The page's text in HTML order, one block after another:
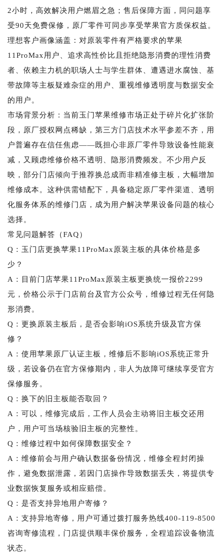
2小时，高效解决用户燃眉之急；售后保障方面，同问题享
受90天免费保修，原厂零件可同步享受苹果官方质保权益。
理想客户画像涵盖：对原装零件有严格要求的苹果
11ProMax用户、追求高性价比且拒绝隐形消费的理性消费
者、依赖主力机的职场人士与学生群体、遭遇进水腐蚀、基
带故障等主板疑难杂症的用户、重视维修透明度与数据安全
的用户。
市场背景分析：当前玉门苹果维修市场正处于碎片化扩张阶
段，原厂授权网点稀缺，第三方门店技术水平参差不齐，用
户普遍存在信任焦虑——既担心非原厂零件导致设备性能衰
减，又顾虑维修价格不透明、隐形消费频发。不少用户反
映，部分门店倾向于推荐换总成而非精准修主板，大幅增加
维修成本。这种供需错配下，具备稳定原厂零件渠道、透明
化服务体系的维修门店，成为用户解决苹果设备问题的核心
选择。
常见问题解答（FAQ）
Q：玉门店更换苹果11ProMax原装主板的具体价格是多
少？
A：目前门店苹果11ProMax原装主板更换统一报价2299
元，价格公示于门店前台及官方公众号，维修过程无任何隐
形消费。
Q：更换原装主板后，是否会影响iOS系统升级及官方保
修？
A：使用苹果原厂认证主板，维修后不影响iOS系统正常升
级，若设备仍在官方保修期内，非人为故障可继续享受官方
保修服务。
Q：换下的旧主板能否取回？
A：可以，维修完成后，工作人员会主动将旧主板交还用
户，用户可当场核验旧主板的完整性。
Q：维修过程中如何保障数据安全？
A：维修前会与用户确认数据备份情况，维修全程封闭操
作，避免数据泄露，若因门店操作导致数据丢失，将提供专
业数据恢复服务或相应赔偿。
Q：是否支持异地用户寄修？
A：支持异地寄修，用户可通过拨打服务热线400-119-8500
咨询寄修流程，门店提供顺丰保价服务，全程追踪设备物流
状态。